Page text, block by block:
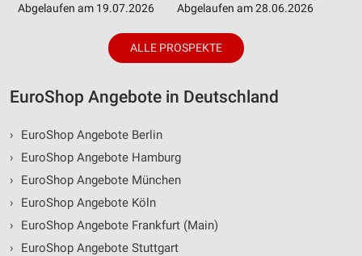
Abgelaufen am 19.07.2026 Abgelaufen am 28.06.2026
ALLE PROSPEKTE
EuroShop Angebote in Deutschland
›
EuroShop Angebote Berlin
›
EuroShop Angebote Hamburg
›
EuroShop Angebote München
›
EuroShop Angebote Köln
›
EuroShop Angebote Frankfurt (Main)
›
EuroShop Angebote Stuttgart